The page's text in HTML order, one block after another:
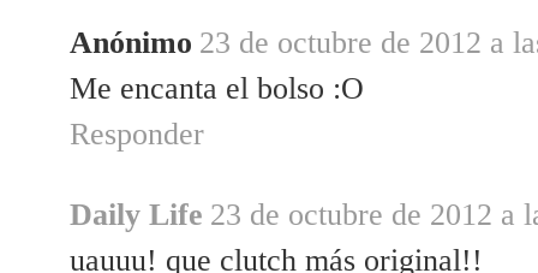
Anónimo 23 de octubre de 2012 a
Me encanta el bolso :O
Responder
Daily Life 23 de octubre de 2012 a
uauuu! que clutch más original!!